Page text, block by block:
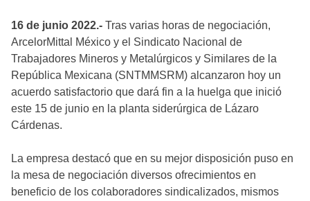
16 de junio 2022.- Tras varias horas de negociación,
ArcelorMittal México y el Sindicato Nacional de
Trabajadores Mineros y Metalúrgicos y Similares de la
República Mexicana (SNTMMSRM) alcanzaron hoy un
acuerdo satisfactorio que dará fin a la huelga que inició
este 15 de junio en la planta siderúrgica de Lázaro
Cárdenas.
La empresa destacó que en su mejor disposición puso en
la mesa de negociación diversos ofrecimientos en
beneficio de los colaboradores sindicalizados, mismos